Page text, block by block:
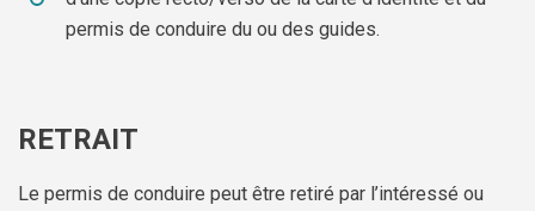
permis de conduire du ou des guides.
RETRAIT
Le permis de conduire peut être retiré par l’intéressé ou